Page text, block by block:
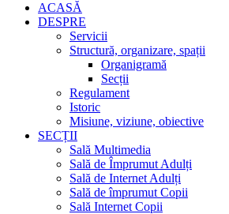
ACASĂ
DESPRE
Servicii
Structură, organizare, spații
Organigramă
Secții
Regulament
Istoric
Misiune, viziune, obiective
SECȚII
Sală Multimedia
Sală de Împrumut Adulți
Sală de Internet Adulți
Sală de împrumut Copii
Sală Internet Copii